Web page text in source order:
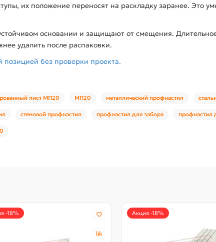
их положение переносят на раскладку заранее. Это
основании и защищают от смещения.
удалить после распаковки.
позицией без проверки проекта.
лист МП20 МП20 металлический профнастил
стеновой профнастил профнастил для забора профнастил
-18% Акция -18%